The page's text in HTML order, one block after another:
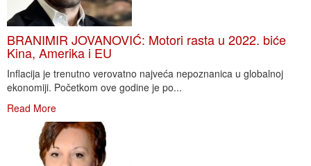
BRANIMIR JOVANOVIĆ: Motori rasta u 2022. biće
Kina, Amerika i EU
Inflacija je trenutno verovatno najveća nepoznanica u globalnoj
ekonomiji. Početkom ove godine je po...
Read More